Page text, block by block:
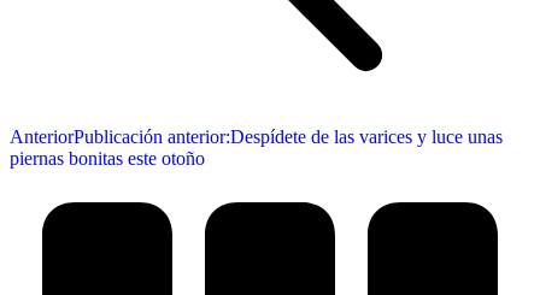
AnteriorPublicación anterior:Despídete de las varices y luce unas
piernas bonitas este otoño